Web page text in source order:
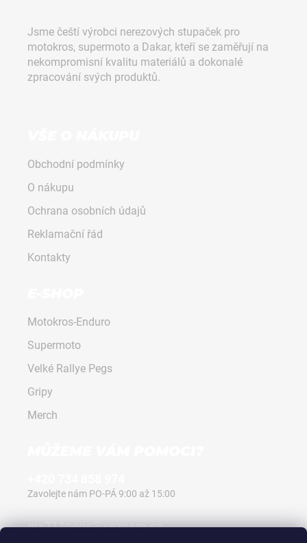
Jsme čeští výrobci nerezových stupaček pro
motokros, supermoto a Dakar, kteří se zaměřují na
nekompromisní kvalitu materiálů a dokonalé
zpracování svých produktů.
Obchodní podmínky
O nákupu
Ochrana osobních údajů
Reklamační řád
Kontakty
Motokros-Enduro
Supermoto
Velké Rallye Pegs
Gripy
Merch
Zavolejte nám PO-PÁ 9:00 až 15:00
mx711pegs@seznam.cz